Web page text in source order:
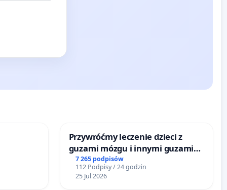
Przywróćmy leczenie dzieci z
guzami mózgu i innymi guzami
litymi do Górnośląskiego
Centrum Zdrowia Dziecka w
Katowicach
7 265 podpisów
112 Podpisy / 24 godzin
25 Jul 2026